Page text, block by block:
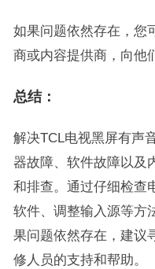
如果问题依然存在，您
商或内容提供商，向他
总结：
解决TCL电视黑屏有声
器故障、软件故障以及
和排查。通过仔细检查
软件、调整输入源等方
果问题依然存在，建议
修人员的支持和帮助。